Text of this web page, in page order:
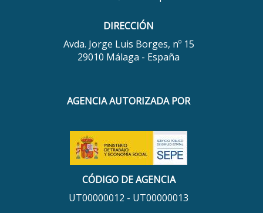
DIRECCIÓN
Avda. Jorge Luis Borges, nº 15
29010 Málaga - España
AGENCIA AUTORIZADA POR
CÓDIGO DE AGENCIA
UT00000012 - UT00000013